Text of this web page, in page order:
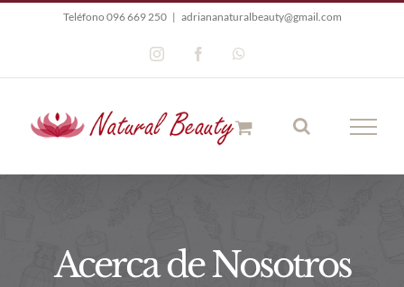
Teléfono 096 669 250 | adriananaturalbeauty@gmail.com
InstagramFacebook
Acerca de Nosotros